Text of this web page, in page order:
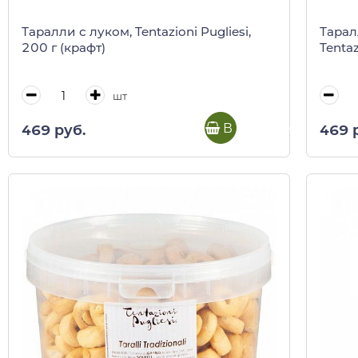
Таралли с луком, Tentazioni Pugliesi,
200 г (крафт)
шт
469 руб. В корзину 469